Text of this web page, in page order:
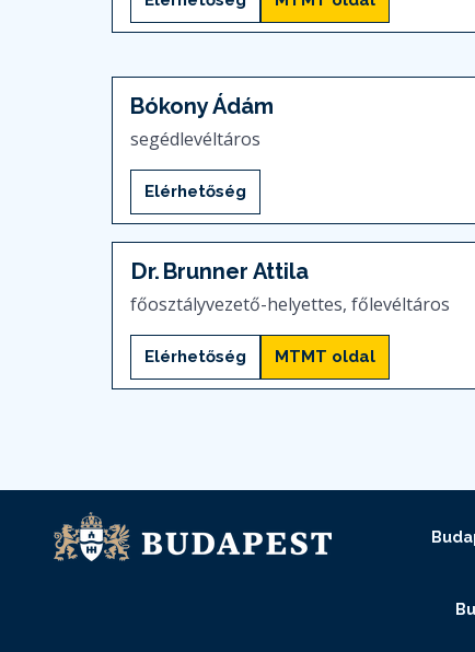
Bókony Ádám
segédlevéltáros
Elérhetőség
Dr. Brunner Attila
főosztályvezető-helyettes, főlevéltáros
Elérhetőség MTMT oldal